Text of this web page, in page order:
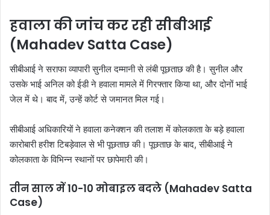
हवाला की जांच कर रही सीबीआई
(Mahadev Satta Case)
सीबीआई ने सराफा व्यापारी सुनील दम्मानी से लंबी पूछताछ की है। सुनील और
उसके भाई अनिल को ईडी ने हवाला मामले में गिरफ्तार किया था, और दोनों भाई
जेल में थे। बाद में, उन्हें कोर्ट से जमानत मिल गई।
सीबीआई अधिकारियों ने हवाला कनेक्शन की तलाश में कोलकाता के बड़े हवाला
कारोबारी हरीश टिबड़ेवाल से भी पूछताछ की। पूछताछ के बाद, सीबीआई ने
कोलकाता के विभिन्न स्थानों पर छापेमारी की।
तीन साल में 10-10 मोबाइल बदले (Mahadev Satta
Case)